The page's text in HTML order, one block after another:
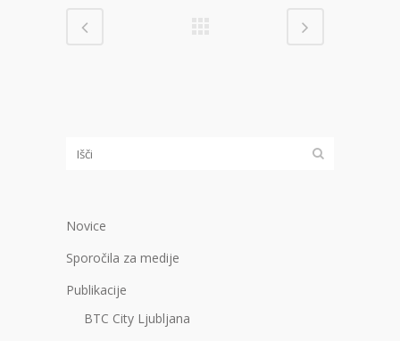
Novice
Sporočila za medije
Publikacije
BTC City Ljubljana